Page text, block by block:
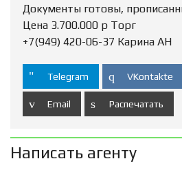
Документы готовы,
Цена 3.700.000 р Торг
+7(949) 420-06-37 Карина АН
Telegram VKontakte
Email Распечатать
Написать агенту